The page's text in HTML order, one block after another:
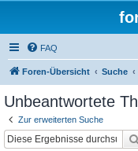
FAQ
Foren-Übersicht Suche
Unbeantwortete
Zur erweiterten Suche